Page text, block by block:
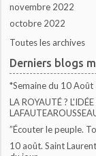
novembre 2022
octobre 2022
Toutes les archives
Derniers blogs
*Semaine du 10
LA ROYAUTÉ ?
”Écouter le peuple.
10 août. Saint